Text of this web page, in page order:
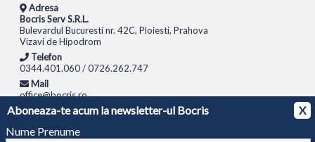
Aboneaza-te acum la newsletter-ul Bocris
X
Nume Prenume
Adresa
Bocris Serv S.R.L.
Bulevardul Bucuresti nr. 42C, Ploiesti, Prahova
Vizavi de Hipodrom
Telefon
0344.401.060 / 0726.262.747
Mail
office@bocris.ro
LAPTOPURI NETBOOK TABLETE MULTIFUNCTIONALE